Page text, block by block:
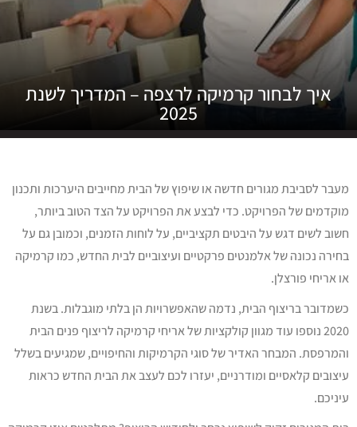
איך לבחור קרמיקה לרצפה – המדריך לשנת
2025
מעבר לסביבת מגורים חדשה או שיפוץ של הבית מחייבים היערכות ותכנון
מוקדמים של הפרויקט. כדי לבצע את הפרויקט על הצד הטוב ביותר,
חשוב לשים דגש על היבטים תקציביים, על לוחות הזמנים, וכמובן גם על
בחירה נכונה של אלמנטים פרקטיים ועיצוביים לבית החדש, כמו קרמיקה
או אריחי פורצלן.
כשמדובר בריצוף הבית, נדמה שהאפשרויות הן בלתי מוגבלות. בשנת
2020 נוספו עוד מגוון קולקציות של אריחי קרמיקה לריצוף פנים הבית
והמרפסת. המבחר האדיר של סוגי הקרמיקות והחיפויים, שמגיעים בשלל
עיצובים קלאסיים ומודרניים, יעזרו לכם לעצב את הבית החדש כראות
עיניכם.